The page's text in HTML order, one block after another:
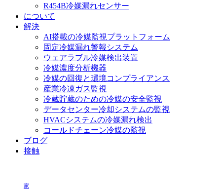
R454B冷媒漏れセンサー
について
解決
AI搭載の冷媒監視プラットフォーム
固定冷媒漏れ警報システム
ウェアラブル冷媒検出装置
冷媒濃度分析機器
冷媒の回復と環境コンプライアンス
産業冷凍ガス監視
冷蔵貯蔵のための冷媒の安全監視
データセンター冷却システムの監視
HVACシステムの冷媒漏れ検出
コールドチェーン冷媒の監視
ブログ
接触
家